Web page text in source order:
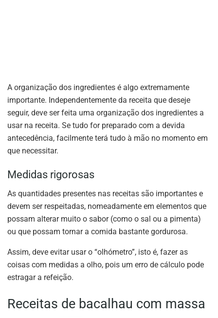
A organização dos ingredientes é algo extremamente
importante. Independentemente da receita que deseje
seguir, deve ser feita uma organização dos ingredientes a
usar na receita. Se tudo for preparado com a devida
antecedência, facilmente terá tudo à mão no momento em
que necessitar.
Medidas rigorosas
As quantidades presentes nas receitas são importantes e
devem ser respeitadas, nomeadamente em elementos que
possam alterar muito o sabor (como o sal ou a pimenta)
ou que possam tornar a comida bastante gordurosa.
Assim, deve evitar usar o “olhómetro”, isto é, fazer as
coisas com medidas a olho, pois um erro de cálculo pode
estragar a refeição.
Receitas de bacalhau com massa